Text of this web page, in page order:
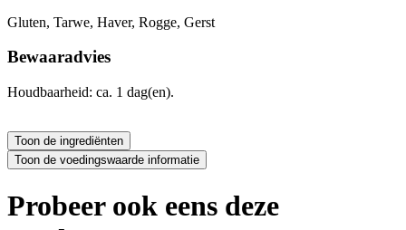
Gluten, Tarwe, Haver, Rogge, Gerst
Bewaaradvies
Houdbaarheid: ca. 1 dag(en).
Probeer ook eens deze